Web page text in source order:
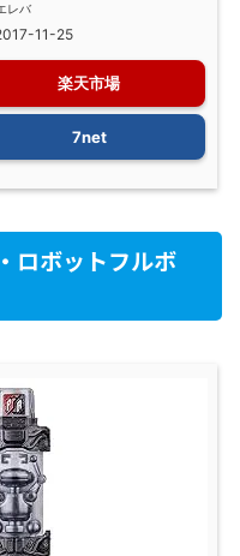
レバ
11-25
楽天市場
7net
ロボットフルボ